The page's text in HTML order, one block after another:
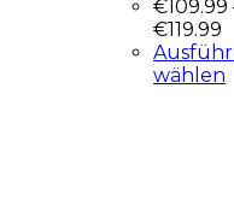
€ 109.99
€119.99
wählen